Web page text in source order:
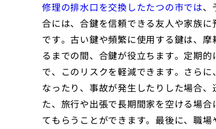
修理の排水口を交換したたつの市では、
合には、合鍵を信頼できる友人や家族
です。古い鍵や頻繁に使用する鍵は、
るまでの間、合鍵が役立ちます。定期
で、このリスクを軽減できます。さら
なったり、事故が発生したりした場合
た、旅行や出張で長期間家を空ける場
てもらうことができます。最後に、職